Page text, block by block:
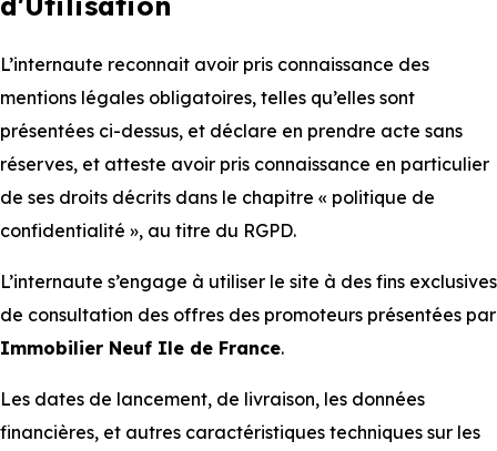
L’internaute reconnait avoir pris connaissance des
mentions légales obligatoires, telles qu’elles sont
présentées ci-dessus, et déclare en prendre acte sans
réserves, et atteste avoir pris connaissance en particulier
de ses droits décrits dans le chapitre « politique de
confidentialité », au titre du RGPD.
L’internaute s’engage à utiliser le site à des fins exclusives
de consultation des offres des promoteurs présentées par
Immobilier Neuf Ile de France.
Les dates de lancement, de livraison, les données
financières, et autres caractéristiques techniques sur les